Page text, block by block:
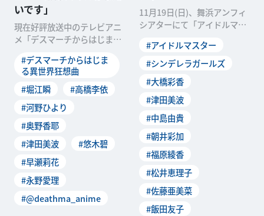
いです」
現在好評放送中のテレビアニ
メ「デスマーチからはじまる
会社に勤めていたプログ
#デスマーチからはじま
る異世界狂想曲
#堀江瞬
#高橋李依
#河野ひより
#奥野香耶
#津田美波
#悠木碧
#早瀬莉花
#永野愛理
#@deathma_anime
11月19日(日)、舞浜アンフィ
シアターにて「アイドルマス
Anni
#アイドルマスター
#シンデレラガールズ
#大橋彩香
#津田美波
#中島由貴
#朝井彩加
#福原綾香
#松井恵理子
#佐藤亜美菜
#飯田友子